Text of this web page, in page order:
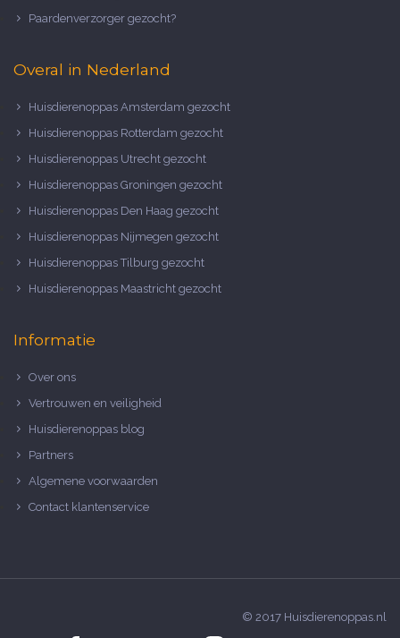
Paardenverzorger gezocht?
Overal in Nederland
Huisdierenoppas Amsterdam gezocht
Huisdierenoppas Rotterdam gezocht
Huisdierenoppas Utrecht gezocht
Huisdierenoppas Groningen gezocht
Huisdierenoppas Den Haag gezocht
Huisdierenoppas Nijmegen gezocht
Huisdierenoppas Tilburg gezocht
Huisdierenoppas Maastricht gezocht
Informatie
Over ons
Vertrouwen en veiligheid
Huisdierenoppas blog
Partners
Algemene voorwaarden
Contact klantenservice
© 2017 Huisdierenoppas.nl